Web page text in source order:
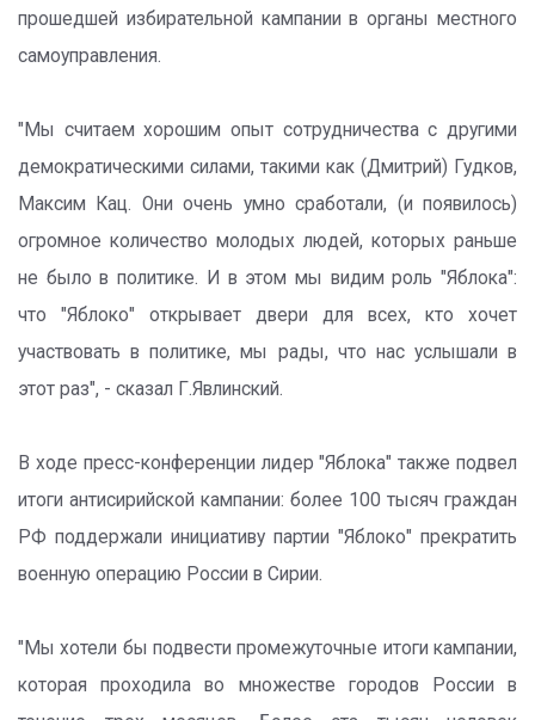
прошедшей избирательной кампании в органы местного
самоуправления.
"Мы считаем хорошим опыт сотрудничества с другими
демократическими силами, такими как (Дмитрий) Гудков,
Максим Кац. Они очень умно сработали, (и появилось)
огромное количество молодых людей, которых раньше
не было в политике. И в этом мы видим роль "Яблока":
что "Яблоко" открывает двери для всех, кто хочет
участвовать в политике, мы рады, что нас услышали в
этот раз", - сказал Г.Явлинский.
В ходе пресс-конференции лидер "Яблока" также подвел
итоги антисирийской кампании: более 100 тысяч граждан
РФ поддержали инициативу партии "Яблоко" прекратить
военную операцию России в Сирии.
"Мы хотели бы подвести промежуточные итоги кампании,
которая проходила во множестве городов России в